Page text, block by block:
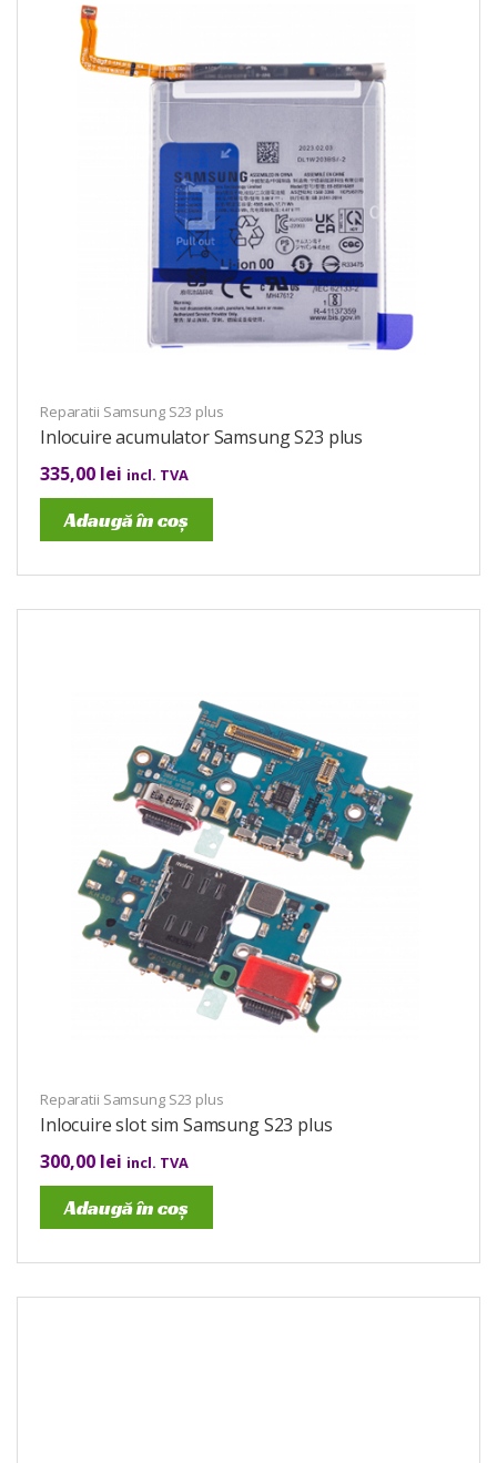
Reparatii Samsung S23 plus
Inlocuire acumulator Samsung S23 plus
335,00 lei incl. TVA
Adaugă în coș
Reparatii Samsung S23 plus
Inlocuire slot sim Samsung S23 plus
300,00 lei incl. TVA
Adaugă în coș